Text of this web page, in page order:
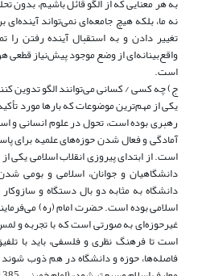
نه ما، بلکه هیچ جامعه‌ای نمی‌تواند
تغییر دادن و به استقبال آینده رفتن را
واقع‌بینانه‌ای از وضع موجود پیش‌نیاز قطعی
است.
ج) چه کسی / کسانی می‌توانند الگو تدوین
یکی از مهم‌ترین موضوعات که بارها مورد
رهبری بوده است، تحول در علوم انسانی و
آمادگی و فعال شدن حوزه‌های علمیه برای
است. از ابتدای پیروزی انقلاب اسلامی یکی
دانشگاهیان و جوانان، اسلامی و بومی
دانشگاه به مثابه دو بال دستگاه و
اسلامی بوده است. حضرت امام (ره)
غیرحوزه‌ای به صورتی است که با تجربه و
است تا فرهنگ نظری و فلسفی، باید با
فاصله‌ها، حوزه و دانشگاه در هم ذوب